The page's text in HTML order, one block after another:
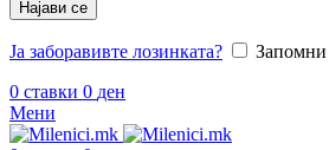
Најави се
Ја заборавивте лозинката?
0 ставки 0 ден
Мени